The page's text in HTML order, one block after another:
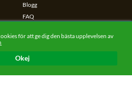
Okej
för att ge dig den bästa upplevelsen av
Blogg
FAQ
Dataskyddspolicy